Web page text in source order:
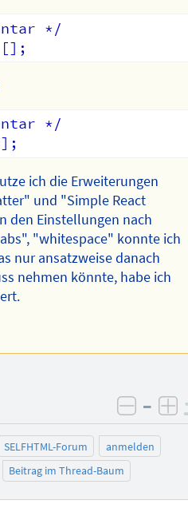
*/
*/
ich die Erweiterungen
und "Simple React
den Einstellungen nach
"whitespace" konnte ich
nur ansatzweise danach
nehmen könnte, habe ich
–
SELFHTML-Forum
anmelden
Beitrag im Thread-Baum